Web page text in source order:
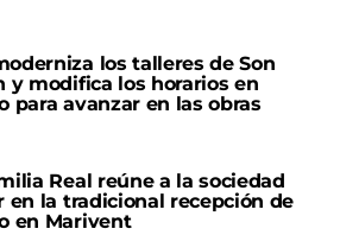
los talleres de Son
y modifica los horarios en
para avanzar en las obras
Real reúne a la sociedad
en la tradicional recepción de
en Marivent